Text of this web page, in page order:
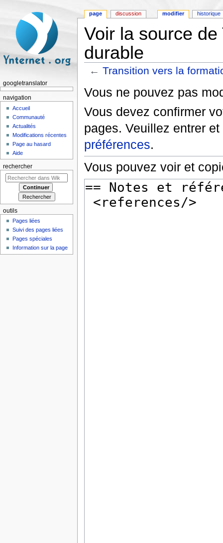
Voir la source
durable
←Transition vers la
Vous ne pouvez pas
Vous devez confirmer
pages. Veuillez entrer
préférences.
Vous pouvez voir et
page discussion modifier historique
googletranslator
navigation
Accueil
Communauté
Actualités
Modifications récentes
Page au hasard
Aide
rechercher
outils
Pages liées
Suivi des pages liées
Pages spéciales
Information sur la page